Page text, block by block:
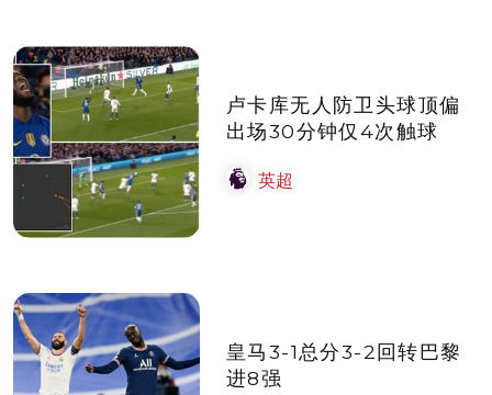
卢卡库无人防卫头球顶偏
出场30分钟仅4次触球
英超
皇马3-1总分3-2回转巴黎
进8强